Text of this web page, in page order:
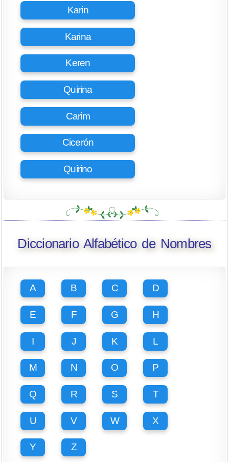
Karin
Karina
Keren
Quirina
Carim
Cicerón
Quirino
Diccionario Alfabético de Nombres
A B C D
E F G H
I J K L
M N O P
Q R S T
U V W X
Y Z